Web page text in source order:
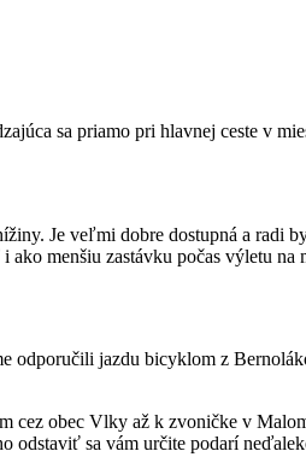
sa priamo pri hlavnej ceste v
Je veľmi dobre dostupná a radi
menšiu zastávku počas výletu na
odporučili jazdu bicyklom z
cez obec Vlky až k zvoničke v
odstaviť sa vám určite podarí